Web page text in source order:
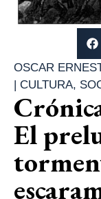
OSCAR
CULTURA,
El